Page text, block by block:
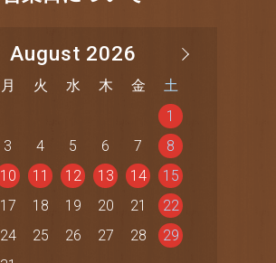
August 2026
月 火 水 木 金
土
1
3 4 5 6 7
8
10 11 12 13 14
15
17 18 19 20 21
22
24 25 26 27 28
29